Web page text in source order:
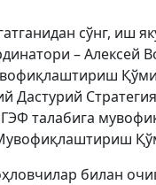
сўнг, иш
– Алексей
Дастурий
талабига
билан